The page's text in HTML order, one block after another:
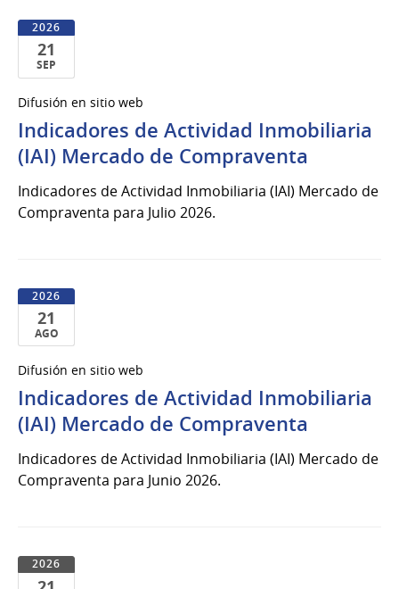
2026
21
SEP
de
Sep
del
2026
Difusión en sitio web
Indicadores de Actividad Inmobiliaria
(IAI) Mercado de Compraventa
Indicadores de Actividad Inmobiliaria (IAI) Mercado de
Compraventa para Julio 2026.
2026
21
AGO
de
Ago
del
Difusión en sitio web
Indicadores de Actividad Inmobiliaria
(IAI) Mercado de Compraventa
Indicadores de Actividad Inmobiliaria (IAI) Mercado de
Compraventa para Junio 2026.
2026